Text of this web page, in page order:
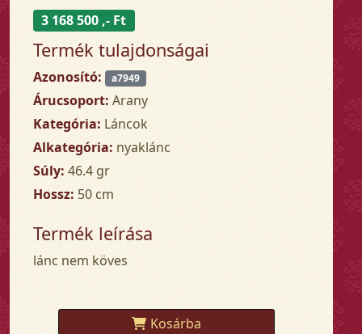
3 168 500 ,- Ft
Termék tulajdonságai
Azonosító: a7949
Árucsoport: Arany
Kategória: Láncok
Alkategória: nyaklánc
Súly: 46.4 gr
Hossz: 50 cm
Termék leírása
lánc nem köves
Kosárba